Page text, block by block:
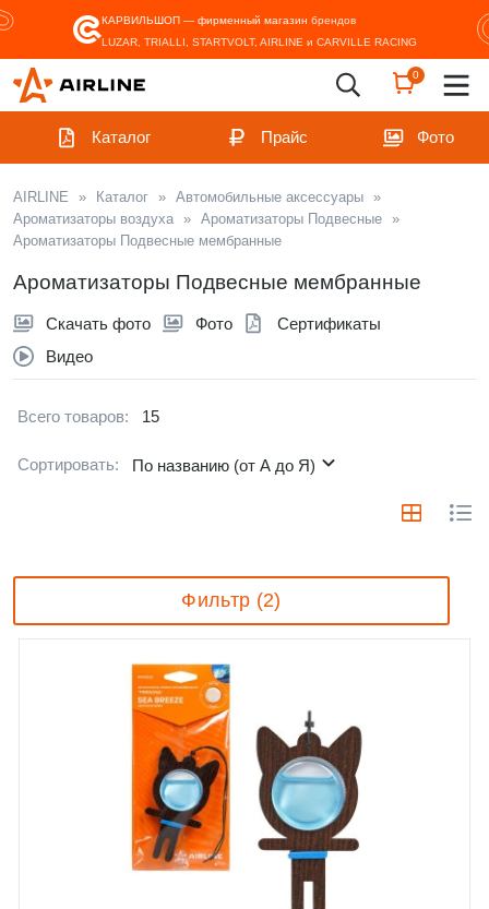
КАРВИЛЬШОП — фирменный магазин брендов
LUZAR, TRIALLI, STARTVOLT, AIRLINE и CARVILLE RACING
0
Каталог Прайс Фото
AIRLINE » Каталог » Автомобильные аксессуары »
Ароматизаторы воздуха » Ароматизаторы Подвесные »
Ароматизаторы Подвесные мембранные
Ароматизаторы Подвесные мембранные
Скачать фото Фото
Сертификаты
Видео
Всего товаров: 15
Сортировать: По названию (от А до Я)
Фильтр (2)